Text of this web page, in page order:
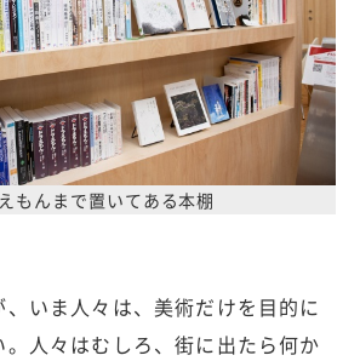
もんまで置いてある本棚
、いま人々は、美術だけを目的に
人々はむしろ、街に出たら何か